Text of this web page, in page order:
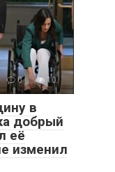
0 10
в
добрый
её
изменил